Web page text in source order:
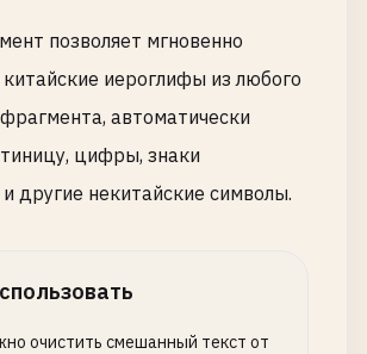
позволяет мгновенно
китайские иероглифы из любого
автоматически
цифры, знаки
другие некитайские символы.
очистить смешанный текст от